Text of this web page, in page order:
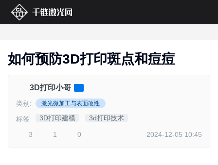
如何预防3D打印斑点和痘痘
3D打印小哥
类别: 激光微加工与表面改性
标签: 3D打印建模 3d打印技术
3 1 0 2024-12-05 10:45